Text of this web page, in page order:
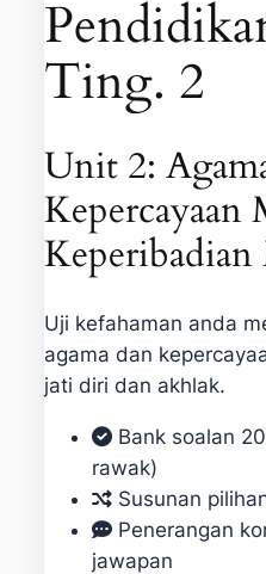
Ting. 2
Unit 2:
Kepercayaan
Uji kefahaman anda
agama dan
jati diri dan akhlak.
Bank soalan
rawak)
Susunan
Penerangan
jawapan